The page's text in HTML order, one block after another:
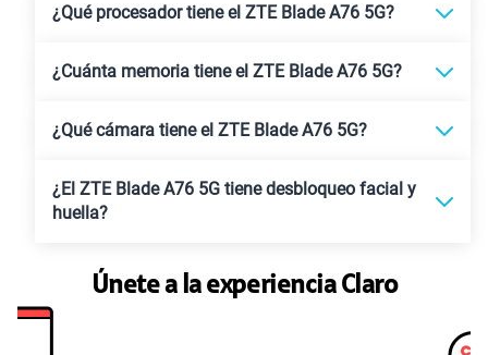
¿Qué procesador tiene el ZTE Blade A76 5G?
¿Cuánta memoria tiene el ZTE Blade A76 5G?
¿Qué cámara tiene el ZTE Blade A76 5G?
¿El ZTE Blade A76 5G tiene desbloqueo facial y
huella?
Únete a la experiencia Claro